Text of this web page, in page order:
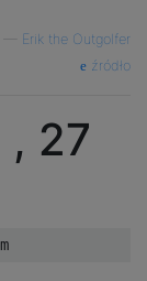
Erik the Outgolfer
źródło
, 27